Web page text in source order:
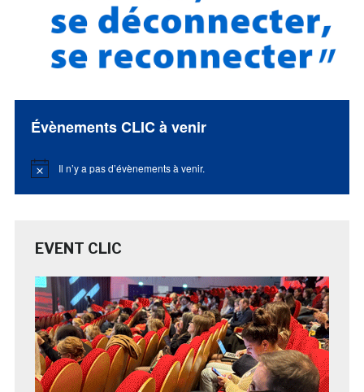
Évènements CLIC à venir
Notice Il n’y a pas d’évènements à venir.
EVENT CLIC